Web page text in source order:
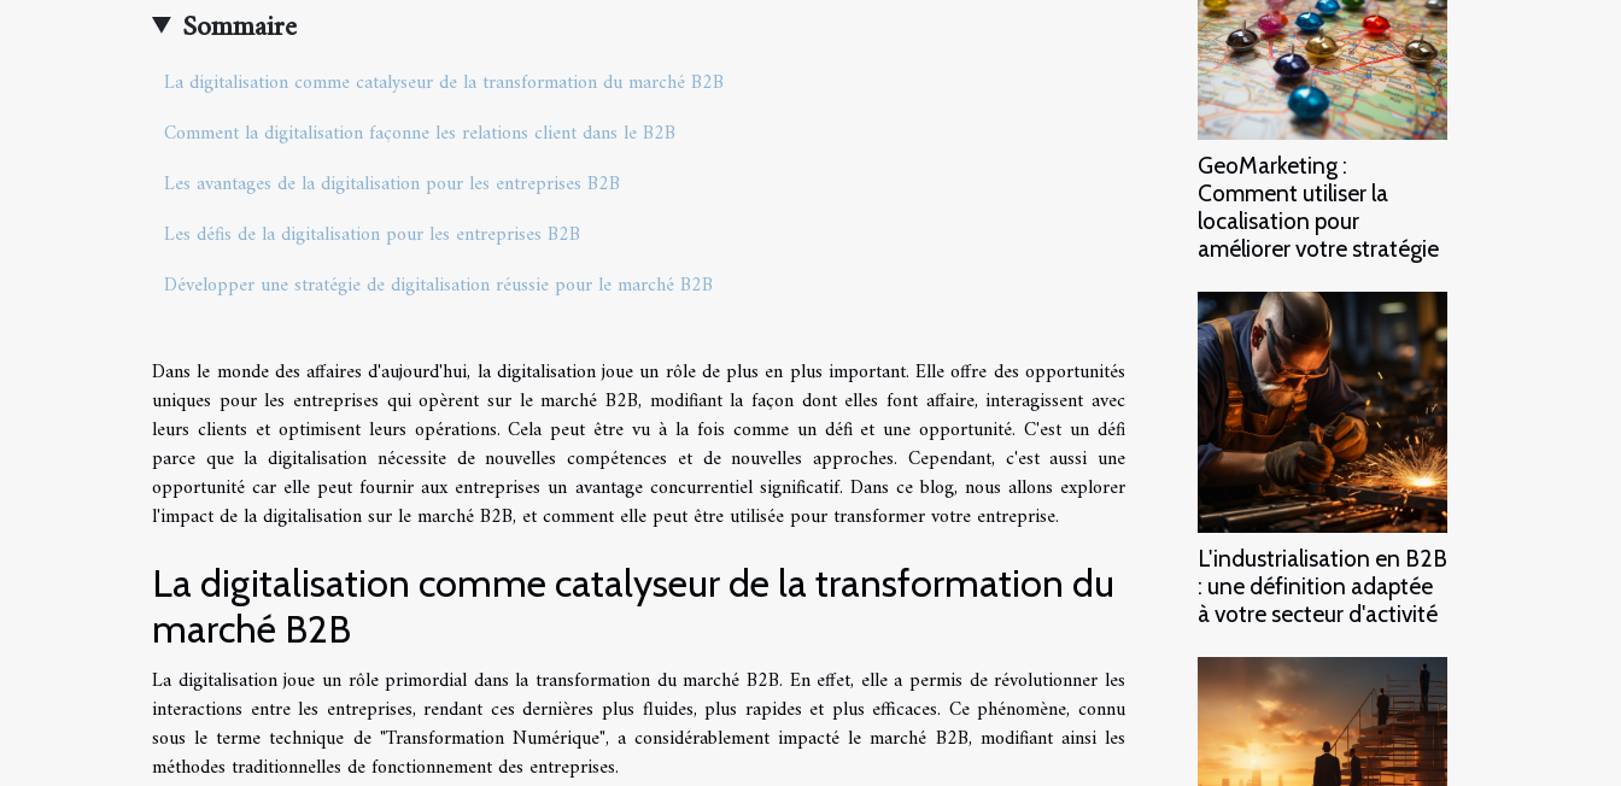
Sommaire
La digitalisation comme catalyseur de la transformation du marché B2B
Comment la digitalisation façonne les relations client dans le B2B
Les avantages de la digitalisation pour les entreprises B2B
Les défis de la digitalisation pour les entreprises B2B
Développer une stratégie de digitalisation réussie pour le marché B2B
Dans le monde des affaires d'aujourd'hui, la digitalisation joue un rôle de plus en plus important. Elle offre des opportunités
uniques pour les entreprises qui opèrent sur le marché B2B, modifiant la façon dont elles font affaire, interagissent avec
leurs clients et optimisent leurs opérations. Cela peut être vu à la fois comme un défi et une opportunité. C'est un défi
parce que la digitalisation nécessite de nouvelles compétences et de nouvelles approches. Cependant, c'est aussi une
opportunité car elle peut fournir aux entreprises un avantage concurrentiel significatif. Dans ce blog, nous allons explorer
l'impact de la digitalisation sur le marché B2B, et comment elle peut être utilisée pour transformer votre entreprise.
La digitalisation comme catalyseur de la transformation du
marché B2B
La digitalisation joue un rôle primordial dans la transformation du marché B2B. En effet, elle a permis de révolutionner les
interactions entre les entreprises, rendant ces dernières plus fluides, plus rapides et plus efficaces. Ce phénomène, connu
sous le terme technique de "Transformation Numérique", a considérablement impacté le marché B2B, modifiant ainsi les
méthodes traditionnelles de fonctionnement des entreprises.
GeoMarketing :
Comment utiliser la
localisation pour
améliorer votre stratégie
L'industrialisation en B2B
: une définition adaptée
à votre secteur d'activité